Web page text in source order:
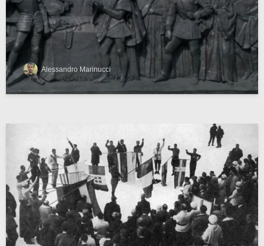
Alessandro Marinucci